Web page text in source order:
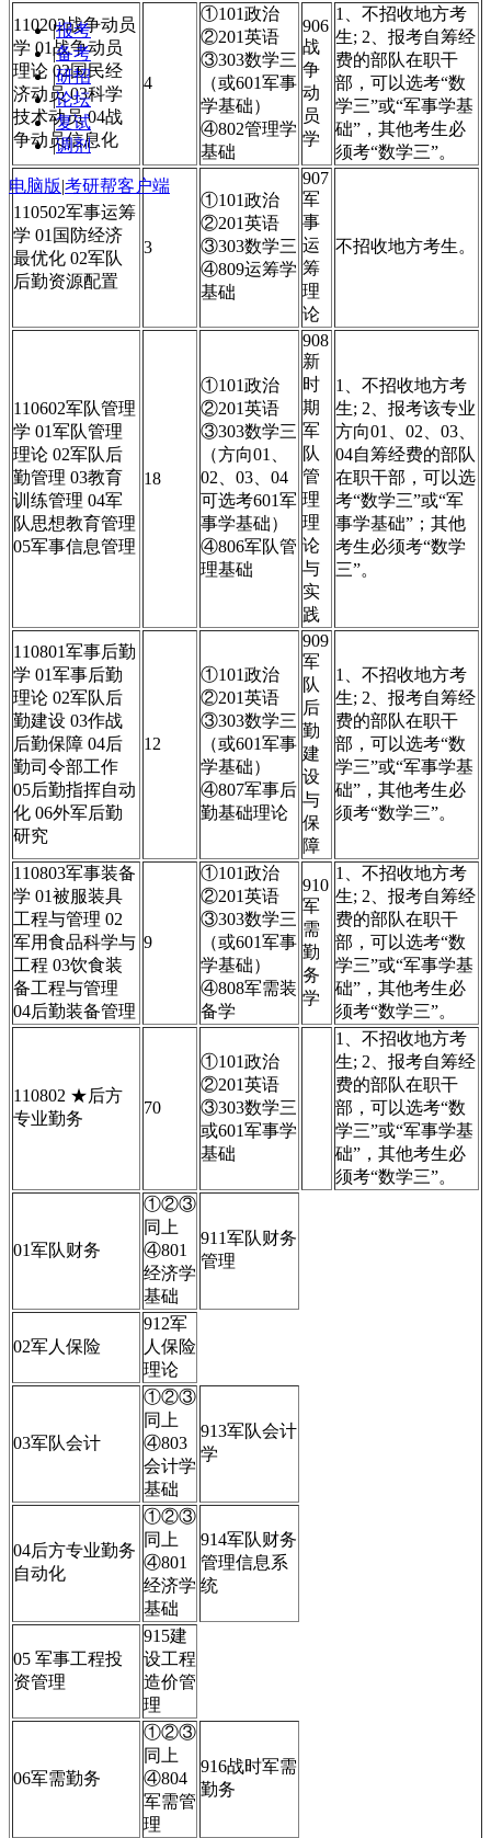
110202战争动员
学 01战争动员
理论 02国民经
济动员 03科学
技术动员 04战
争动员信息化
4
①101政治
②201英语
③303数学三
（或601军事
学基础）
④802管理学
基础
906
战
争
动
员
学
1、不招收地方考
生; 2、报考自筹经
费的部队在职干
部，可以选考“数
学三”或“军事学基
础”，其他考生必
须考“数学三”。
110502军事运筹
学 01国防经济
最优化 02军队
后勤资源配置
3
①101政治
②201英语
③303数学三
④809运筹学
基础
907
军
事
运
筹
理
论
不招收地方考生。
110602军队管理
学 01军队管理
理论 02军队后
勤管理 03教育
训练管理 04军
队思想教育管理
05军事信息管理
18
①101政治
②201英语
③303数学三
（方向01、
02、03、04
可选考601军
事学基础）
④806军队管
理基础
908
新
时
期
军
队
管
理
理
论
与
实
践
1、不招收地方考
生; 2、报考该专业
方向01、02、03、
04自筹经费的部队
在职干部，可以选
考“数学三”或“军
事学基础”；其他
考生必须考“数学
三”。
110801军事后勤
学 01军事后勤
理论 02军队后
勤建设 03作战
后勤保障 04后
勤司令部工作
05后勤指挥自动
化 06外军后勤
研究
12
①101政治
②201英语
③303数学三
（或601军事
学基础）
④807军事后
勤基础理论
909
军
队
后
勤
建
设
与
保
障
1、不招收地方考
生; 2、报考自筹经
费的部队在职干
部，可以选考“数
学三”或“军事学基
础”，其他考生必
须考“数学三”。
110803军事装备
学 01被服装具
工程与管理 02
军用食品科学与
工程 03饮食装
备工程与管理
04后勤装备管理
9
①101政治
②201英语
③303数学三
（或601军事
学基础）
④808军需装
备学
910
军
需
勤
务
学
1、不招收地方考
生; 2、报考自筹经
费的部队在职干
部，可以选考“数
学三”或“军事学基
础”，其他考生必
须考“数学三”。
110802 ★后方
专业勤务
70
①101政治
②201英语
③303数学三
或601军事学
基础
1、不招收地方考
生; 2、报考自筹经
费的部队在职干
部，可以选考“数
学三”或“军事学基
础”，其他考生必
须考“数学三”。
01军队财务
①②③
同上
④801
经济学
基础
911军队财务
管理
02军人保险
912军
人保险
理论
03军队会计
①②③
同上
④803
会计学
基础
913军队会计
学
04后方专业勤务
自动化
①②③
同上
④801
经济学
基础
914军队财务
管理信息系
统
05 军事工程投
资管理
915建
设工程
造价管
理
06军需勤务
①②③
同上
④804
军需管
理
916战时军需
勤务
|报考
|备考
|研招
|论坛
|复试
|调剂
电脑版|考研帮客户端